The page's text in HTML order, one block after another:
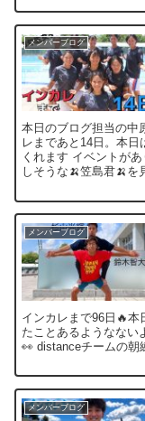
メンバーブログ
本日のブログ担当の中
レまであと14日。本
くれます イベントが
しそうな🍌笠島君🍌を
メンバーブログ
インカレまで96日🔥本
たことあるようなない
👀 distanceチームの朝
メンバーブログ